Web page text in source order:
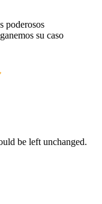
poderosos
su caso
be left unchanged.